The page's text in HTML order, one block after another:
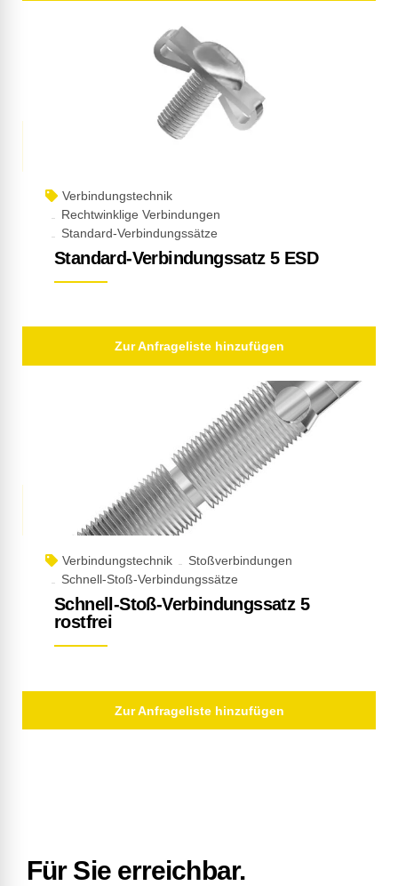
Verbindungstechnik
Rechtwinklige Verbindungen
Standard-Verbindungssätze
Standard-Verbindungssatz 5 ESD
Zur Anfrageliste hinzufügen
Verbindungstechnik
Stoßverbindungen
Schnell-Stoß-Verbindungssätze
Schnell-Stoß-Verbindungssatz 5
rostfrei
Zur Anfrageliste hinzufügen
Für Sie erreichbar.